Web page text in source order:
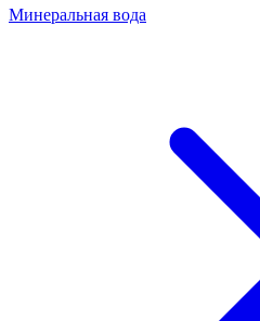
Минеральная вода